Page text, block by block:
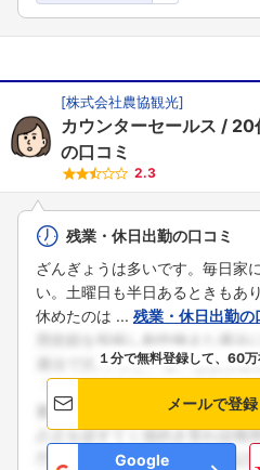
[株式会社農協観光]
カウンターセールス 20
の口コミ
2.3
残業・休日出勤の口コミ
ざんぎょうは多いです。毎日家
い。土曜日も半日あるときもあ
休めたのは ... 残業・休日出勤
１分で無料登録して、60
メールで登録
Google